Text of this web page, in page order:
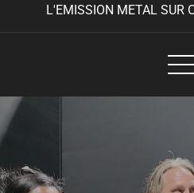
L'EMISSION METAL SUR